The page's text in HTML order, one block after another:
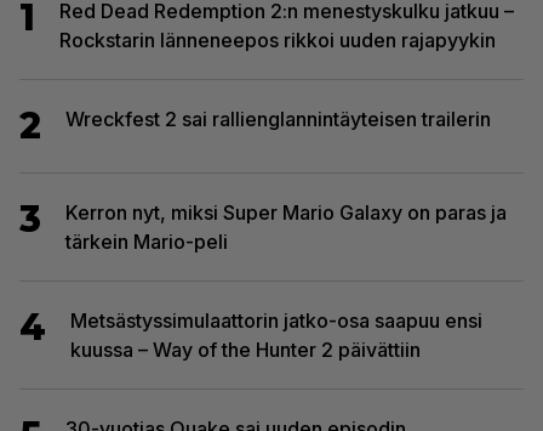
1
Red Dead Redemption 2:n menestyskulku jatkuu –
Rockstarin länneneepos rikkoi uuden rajapyykin
2 Wreckfest 2 sai rallienglannintäyteisen trailerin
3
Kerron nyt, miksi Super Mario Galaxy on paras ja
tärkein Mario-peli
4
Metsästyssimulaattorin jatko-osa saapuu ensi
kuussa – Way of the Hunter 2 päivättiin